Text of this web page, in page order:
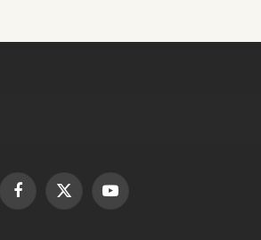
FacebookX
YouTube